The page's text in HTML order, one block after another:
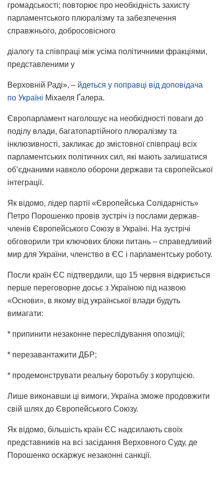
громадськості; повторює про необхідність захисту
парламентського плюралізму та забезпечення
справжнього, добросовісного
діалогу та співпраці між усіма політичними фракціями,
представленими у
Верховній Раді», – йдеться у поправці від доповідача
по Україні Міхаеля Ґалера.
Європарламент наголошує на необхідності поваги до
поділу влади, багатопартійного плюралізму та
інклюзивності, закликає до змістовної співпраці всіх
парламентських політичних сил, які мають залишатися
об’єднаними навколо оборони держави та європейської
інтеграції.
Як відомо, лідер партії «Європейська Солідарність»
Петро Порошенко провів зустріч із послами держав-
членів Європейського Союзу в Україні. На зустрічі
обговорили три ключових блоки питань – справедливий
мир для України, членство в ЄС і парламентську роботу.
Посли країн ЄС підтвердили, що 15 червня відкриється
перше переговорне досьє з Україною під назвою
«Основи», в якому від української влади будуть
вимагати:
* припинити незаконне переслідування опозиції;
* перезавантажити ДБР;
* продемонструвати реальну боротьбу з корупцією.
Лише виконавши ці вимоги, Україна зможе продовжити
свій шлях до Європейського Союзу.
Як відомо, більшість країн ЄС надсилають своїх
представників на всі засідання Верховного Суду, де
Порошенко оскаржує незаконні санкції.